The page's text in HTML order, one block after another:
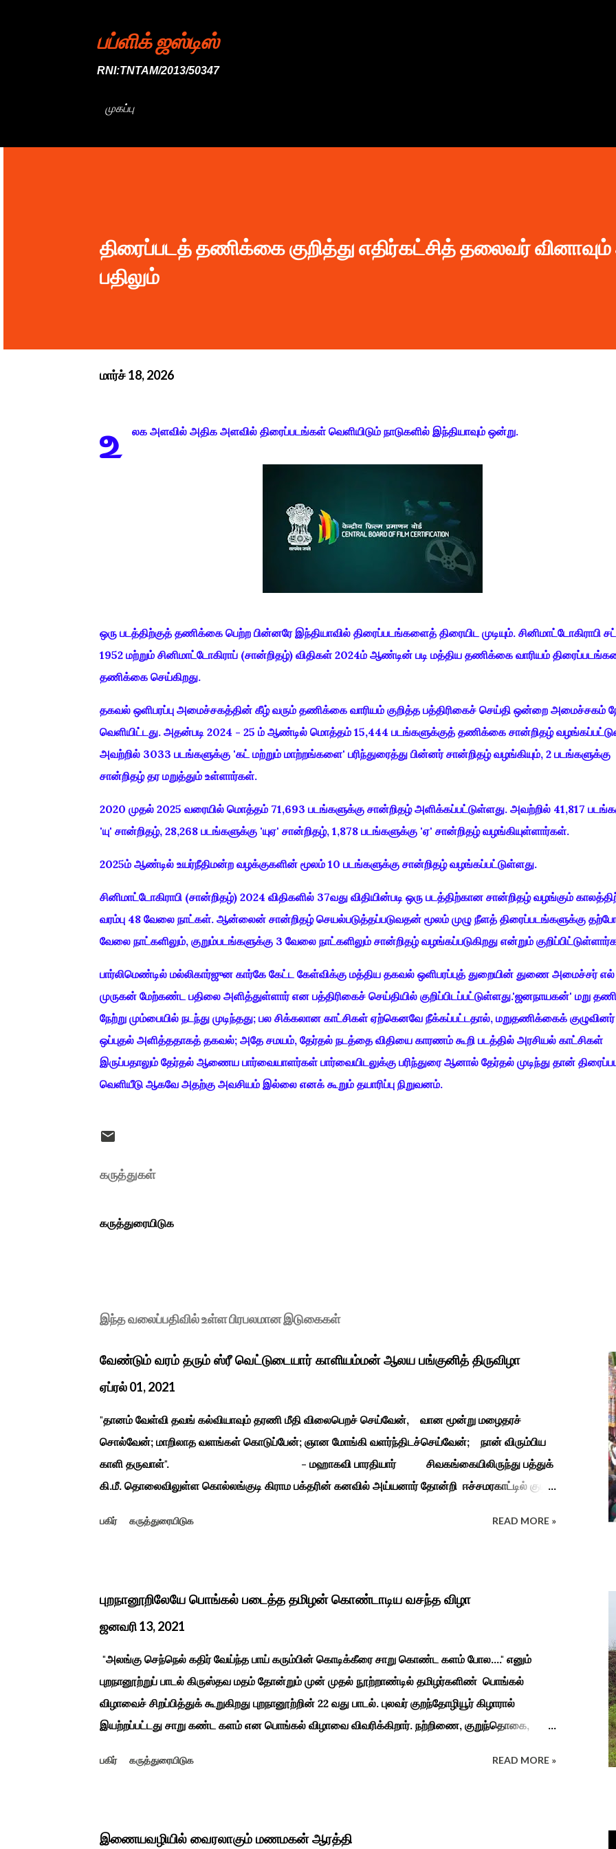
பப்ளிக் ஜஸ்டிஸ்
RNI:TNTAM/2013/50347
முகப்பு
திரைப்படத் தணிக்கை குறித்து எதிர்கட்சித் தலைவர்
பதிலும்
மார்ச் 18, 2026
உ லக அளவில் அதிக அளவில் திரைப்படங்கள் வெளியிடும் நாடுகளில் இந்தியாவும் ஒன்று.
ஒரு படத்திற்குத் தணிக்கை பெற்ற பின்னரே இந்தியாவில் திரைப்படங்களைத் திரையிட முடியும். சினிமாட்டோகிராபி
1952 மற்றும் சினிமாட்டோகிராப் (சான்றிதழ்) விதிகள் 2024ம் ஆண்டின் படி மத்திய தணிக்கை வாரியம்
தணிக்கை செய்கிறது.
தகவல் ஒளிபரப்பு அமைச்சகத்தின் கீழ் வரும் தணிக்கை வாரியம் குறித்த பத்திரிகைச் செய்தி ஒன்றை அமைச்சகம்
வெளியிட்டது. அதன்படி 2024 - 25 ம் ஆண்டில் மொத்தம் 15,444 படங்களுக்குத் தணிக்கை சான்றிதழ்
அவற்றில் 3033 படங்களுக்கு 'கட் மற்றும் மாற்றங்களை' பரிந்துரைத்து பின்னர் சான்றிதழ் வழங்கியும், 2 படங்களுக்கு
சான்றிதழ் தர மறுத்தும் உள்ளார்கள்.
2020 முதல் 2025 வரையில் மொத்தம் 71,693 படங்களுக்கு சான்றிதழ் அளிக்கப்பட்டுள்ளது. அவற்றில் 41,817
'யு' சான்றிதழ், 28,268 படங்களுக்கு 'யுஏ' சான்றிதழ், 1,878 படங்களுக்கு 'ஏ' சான்றிதழ் வழங்கியுள்ளார்கள்.
2025ம் ஆண்டில் உயர்நீதிமன்ற வழக்குகளின் மூலம் 10 படங்களுக்கு சான்றிதழ் வழங்கப்பட்டுள்ளது.
சினிமாட்டோகிராபி (சான்றிதழ்) 2024 விதிகளில் 37வது விதியின்படி ஒரு படத்திற்கான சான்றிதழ் வழங்கும்
வரம்பு 48 வேலை நாட்கள். ஆன்லைன் சான்றிதழ் செயல்படுத்தப்படுவதன் மூலம் முழு நீளத் திரைப்படங்களுக்கு
வேலை நாட்களிலும், குறும்படங்களுக்கு 3 வேலை நாட்களிலும் சான்றிதழ் வழங்கப்படுகிறது என்றும்
பார்லிமெண்டில் மல்லிகார்ஜுன கார்கே கேட்ட கேள்விக்கு மத்திய தகவல் ஒளிபரப்புத் துறையின் துணை அமைச்சர் எல்
முருகன் மேற்கண்ட பதிலை அளித்துள்ளார் என பத்திரிகைச் செய்தியில் குறிப்பிடப்பட்டுள்ளது.'ஜனநாயகன்' மறு
நேற்று மும்பையில் நடந்து முடிந்தது; பல சிக்கலான காட்சிகள் ஏற்கெனவே நீக்கப்பட்டதால், மறுதணிக்கைக் குழுவினர்
ஒப்புதல் அளித்ததாகத் தகவல்; அதே சமயம், தேர்தல் நடத்தை விதியை காரணம் கூறி படத்தில் அரசியல் காட்சிகள்
இருப்பதாலும் தேர்தல் ஆணைய பார்வையாளர்கள் பார்வையிடலுக்கு பரிந்துரை ஆனால் தேர்தல் முடிந்து தான்
வெளியீடு ஆகவே அதற்கு அவசியம் இல்லை எனக் கூறும் தயாரிப்பு நிறுவனம்.
கருத்துகள்
கருத்துரையிடுக
இந்த வலைப்பதிவில் உள்ள பிரபலமான இடுகைகள்
வேண்டும் வரம் தரும் ஸ்ரீ வெட்டுடையார் காளியம்மன் ஆலய பங்குனித் திருவிழா
ஏப்ரல் 01, 2021
"தானம் வேள்வி தவங் கல்வியாவும் தரணி மீதி விலைபெறச் செய்வேன், வான மூன்று மழைதரச்
சொல்வேன்; மாறிலாத வளங்கள் கொடுப்பேன்; ஞான மோங்கி வளர்ந்திடச்செய்வேன்; நான் விரும்பிய
காளி தருவாள்". - மஹாகவி பாரதியார் சிவகங்கையிலிருந்து பத்துக்
கி.மீ. தொலைவிலுள்ள கொல்லங்குடி கிராம பக்தரின் கனவில் அய்யனார் தோன்றி ஈச்சமரகாட்டில் குடி
சிலை தென்படவே அந்த அய்யனார் சிலையை எடுத்தனர் அது வெட்டி எடுத்த அய்யனார்
காளையார் கோவிலில் இரண்டாம் மனைவி கௌரி நாச்சியாருடன் கொல்லபட்டார். அவரது முதல்
மனைவி வேலுநாச்சியார...
பகிர் கருத்துரையிடுக READ MORE »
புறநானூறிலேயே பொங்கல் படைத்த தமிழன் கொண்டாடிய வசந்த விழா
ஜனவரி 13, 2021
"அலங்கு செந்நெல் கதிர் வேய்ந்த பாய் கரும்பின் கொடிக்கீரை சாறு கொண்ட களம் போல...." எனும்
புறநானூற்றுப் பாடல் கிருஸ்தவ மதம் தோன்றும் முன் முதல் நூற்றாண்டில் தமிழர்களிண் பொங்கல்
விழாவைச் சிறப்பித்துக் கூறுகிறது புறநானூற்றின் 22 வது பாடல். புலவர் குறந்தோழியூர் கிழாரால்
இயற்றப்பட்டது சாறு கண்ட களம் என பொங்கல் விழாவை விவரிக்கிறார். நற்றிணை, குறுந்தொகை,
பாடல்கள் மூலம் பொங்கலை பழந்தமிழர் கொண்டாடிய வாழ்வினைப் பாங்காய் பதிவு செய்துள்ளார். சங்க
தமிழர்கள் சொந்த பிள்ளைகளைப் போல கால்நடைகளை வளர்த்துப் போற்றி உடன் விளையாடி மகிழ்வதும்
பகிர் கருத்துரையிடுக READ MORE »
இணையவழியில் வைரலாகும் மணமகன் ஆரத்தி